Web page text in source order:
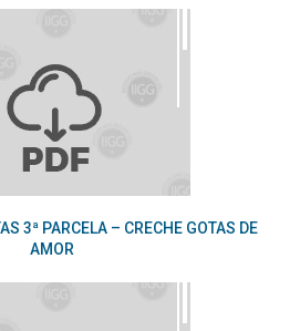
3ª PARCELA – CRECHE GOTAS DE
AMOR